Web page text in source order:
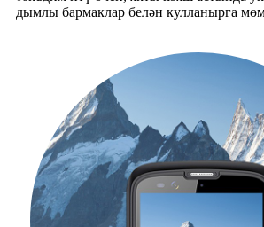
дымлы бармаклар белән кулланырга